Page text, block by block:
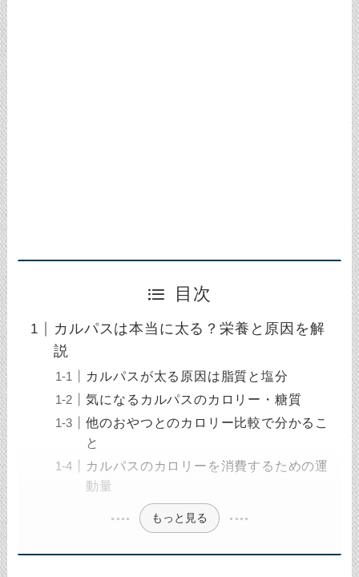
目次
カルパスは本当に太る？栄養と原因を解
説
カルパスが太る原因は脂質と塩分
気になるカルパスのカロリー・糖質
他のおやつとのカロリー比較で分かるこ
と
カルパスのカロリーを消費するための運
動量
もっと見る